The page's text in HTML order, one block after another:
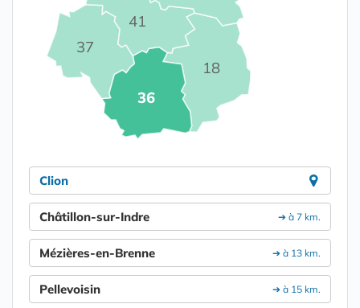
18
36
37
41
Clion
➔ à 7 km.
Châtillon-sur-Indre
➔ à 13 km.
Mézières-en-Brenne
➔ à 15 km.
Pellevoisin